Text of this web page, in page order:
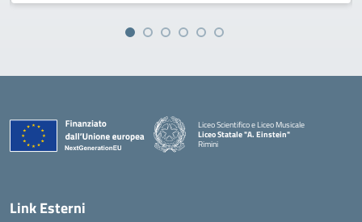
Liceo Scientifico e Liceo Musicale
Liceo Statale "A. Einstein"
Rimini
Link Esterni